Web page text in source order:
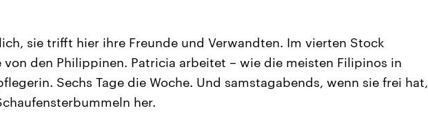
sie trifft hier ihre Freunde und Verwandten. Im vierten Stock
von den Philippinen. Patricia arbeitet – wie die meisten Filipinos in
Sechs Tage die Woche. Und samstagabends, wenn sie frei hat,
her.